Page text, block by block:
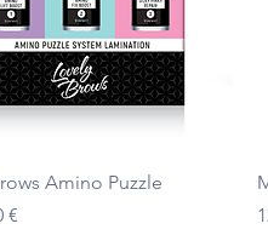
Ātrais skats
Amino Puzzle
€ cena